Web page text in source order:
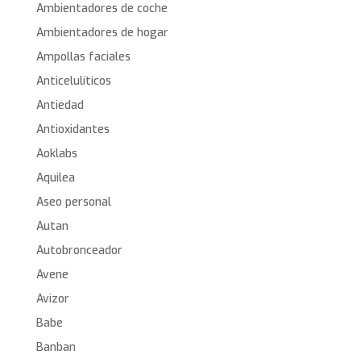
Ambientadores de coche
Ambientadores de hogar
Ampollas faciales
Anticelulíticos
Antiedad
Antioxidantes
Aoklabs
Aquilea
Aseo personal
Autan
Autobronceador
Avene
Avizor
Babe
Banban